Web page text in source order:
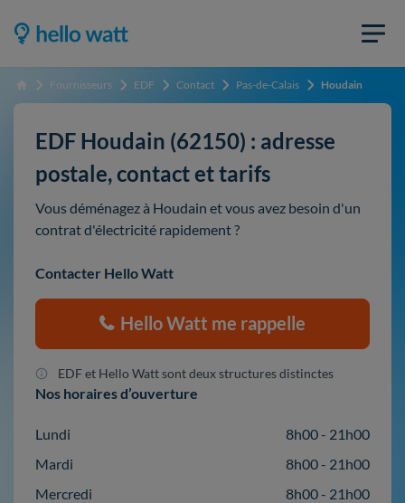
Accueil Fournisseurs EDF Contact Pas-de-Calais Houdain
EDF Houdain (62150) : adresse
postale, contact et tarifs
Vous déménagez à Houdain et vous avez besoin d'un
contrat d'électricité rapidement ?
Contacter Hello Watt
Hello Watt me rappelle
EDF et Hello Watt sont deux structures distinctes
Nos horaires d’ouverture
Lundi
8h00 - 21h00
Mardi
8h00 - 21h00
Mercredi
8h00 - 21h00